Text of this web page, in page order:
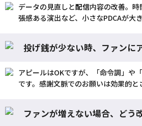
データの見直しと配信内容の改善。
張感ある演出など、小さなPDCAが大
投げ銭が少ない時、ファンに
アピールはOKですが、「命令調」や
です。感謝文脈でのお願いは効果的と
ファンが増えない場合、どう